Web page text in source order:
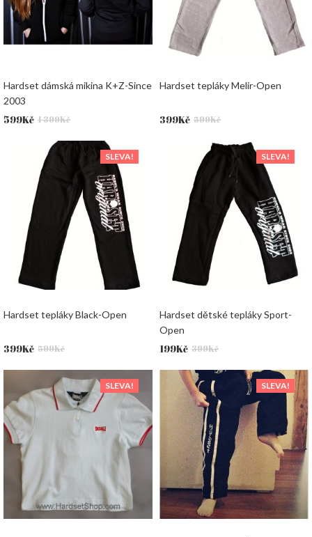
Hardset dámská mikina K+Z-Since
2003
1 399Kč
Původní
599Kč
Aktuální
Hardset tepláky Melir-Open
599Kč
Původní
399Kč
Aktuální
SLEVA!
Hardset tepláky Black-Open
599Kč
Původní
byla:
599Kč.
399Kč
Aktuální
je:
399Kč.
SLEVA!
Hardset dětské tepláky Sport-
Open
399Kč
Původní
byla:
399Kč.
199Kč
Aktuální
je:
199Kč.
SLEVA! SLEVA!